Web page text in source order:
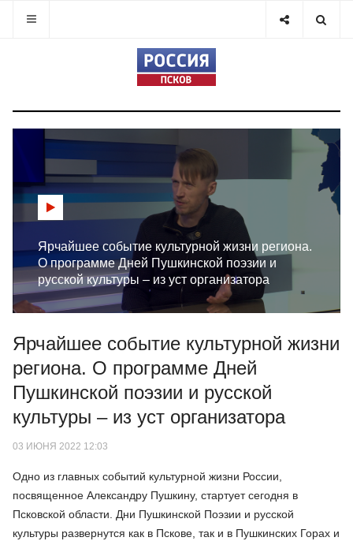
Ярчайшее событие культурной жизни региона.
О программе Дней Пушкинской поэзии и
русской культуры – из уст организатора
Ярчайшее событие культурной жизни
региона. О программе Дней
Пушкинской поэзии и русской
культуры – из уст организатора
03 ИЮНЯ 2022 12:03
Одно из главных событий культурной жизни России,
посвященное Александру Пушкину, стартует сегодня в
Псковской области. Дни Пушкинской Поэзии и русской
культуры развернутся как в Пскове, так и в Пушкинских Горах и